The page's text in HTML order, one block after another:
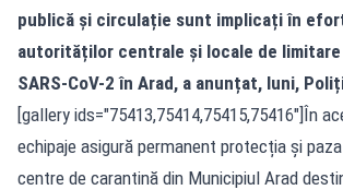
publică și circulație sunt implicați în
autorităților centrale și locale de limitare
SARS-CoV-2 în Arad, a anunțat, luni,
[gallery ids="75413,75414,75415,75416"]În
echipaje asigură permanent protecția și
centre de carantină din Municipiul Arad